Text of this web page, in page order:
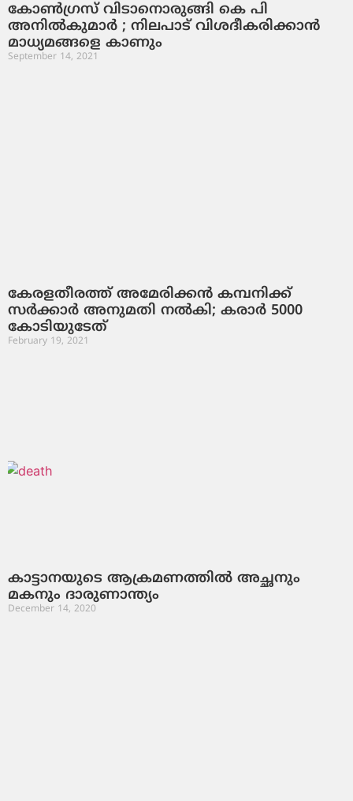
കോണ്‍ഗ്രസ് വിടാനൊരുങ്ങി കെ പി
അനില്‍കുമാര്‍ ; നിലപാട് വിശദീകരിക്കാന്‍
മാധ്യമങ്ങളെ കാണും
September 14, 2021
കേരളതീരത്ത് അമേരിക്കന്‍ കമ്പനിക്ക്
സര്‍ക്കാര്‍ അനുമതി നല്‍കി; കരാര്‍ 5000
കോടിയുടേത്
February 19, 2021
കാട്ടാനയുടെ ആക്രമണത്തില്‍ അച്ഛനും
മകനും ദാരുണാന്ത്യം
December 14, 2020